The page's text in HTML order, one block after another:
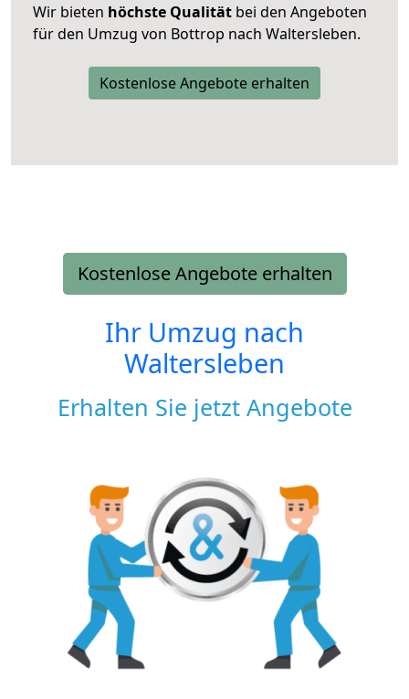
Wir bieten höchste Qualität bei den Angeboten
für den Umzug von Bottrop nach Waltersleben.
Kostenlose Angebote erhalten
Kostenlose Angebote erhalten
Ihr Umzug nach
Waltersleben
Erhalten Sie jetzt Angebote